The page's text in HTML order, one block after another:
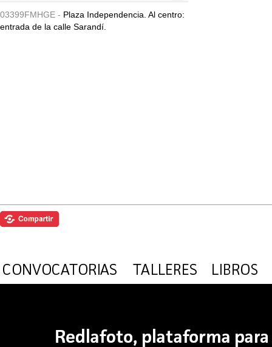
03399FMHGE - Plaza Independencia. Al centro:
entrada de la calle Sarandí.